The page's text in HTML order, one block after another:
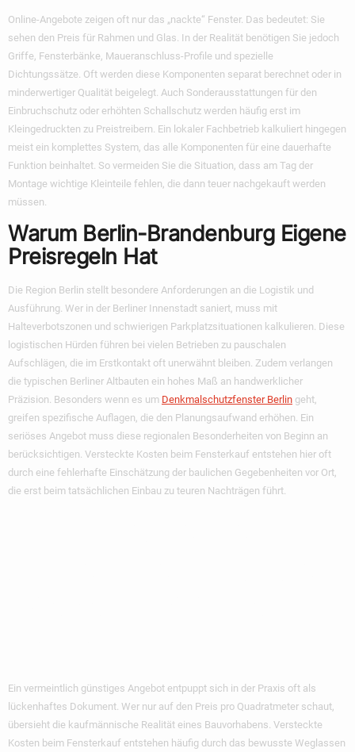
Online-Angebote zeigen oft nur das „nackte“ Fenster. Das bedeutet: Sie
sehen den Preis für Rahmen und Glas. In der Realität benötigen Sie jedoch
Griffe, Fensterbänke, Maueranschluss-Profile und spezielle
Dichtungssätze. Oft werden diese Komponenten separat berechnet oder in
minderwertiger Qualität beigelegt. Auch Sonderausstattungen für den
Einbruchschutz oder erhöhten Schallschutz werden häufig erst im
Kleingedruckten zu Preistreibern. Ein lokaler Fachbetrieb kalkuliert hingegen
meist ein komplettes System, das alle Komponenten für eine dauerhafte
Funktion beinhaltet. So vermeiden Sie die Situation, dass am Tag der
Montage wichtige Kleinteile fehlen, die dann teuer nachgekauft werden
müssen.
Warum Berlin-Brandenburg Eigene
Preisregeln Hat
Die Region Berlin stellt besondere Anforderungen an die Logistik und
Ausführung. Wer in der Berliner Innenstadt saniert, muss mit
Halteverbotszonen und schwierigen Parkplatzsituationen kalkulieren. Diese
logistischen Hürden führen bei vielen Betrieben zu pauschalen
Aufschlägen, die im Erstkontakt oft unerwähnt bleiben. Zudem verlangen
die typischen Berliner Altbauten ein hohes Maß an handwerklicher
Präzision. Besonders wenn es um Denkmalschutzfenster Berlin geht,
greifen spezifische Auflagen, die den Planungsaufwand erhöhen. Ein
seriöses Angebot muss diese regionalen Besonderheiten von Beginn an
berücksichtigen. Versteckte Kosten beim Fensterkauf entstehen hier oft
durch eine fehlerhafte Einschätzung der baulichen Gegebenheiten vor Ort,
die erst beim tatsächlichen Einbau zu teuren Nachträgen führt.
Ein vermeintlich günstiges Angebot entpuppt sich in der Praxis oft als
lückenhaftes Dokument. Wer nur auf den Preis pro Quadratmeter schaut,
übersieht die kaufmännische Realität eines Bauvorhabens. Versteckte
Kosten beim Fensterkauf entstehen häufig durch das bewusste Weglassen